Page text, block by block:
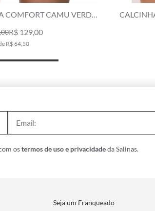
COMFORT CLÁSSICOS
229,00
R$ 57,25
ostermos de uso e privacidadeda Salinas.
Seja um Franqueado